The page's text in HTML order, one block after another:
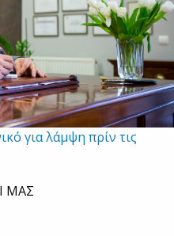
για λάμψη πρίν τις
ΜΑΣ